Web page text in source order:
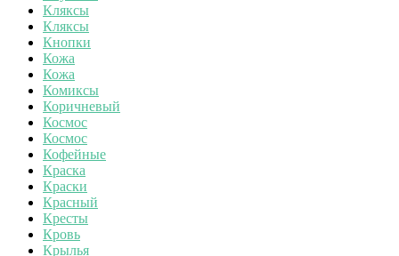
Кляксы
Кляксы
Кнопки
Кожа
Кожа
Комиксы
Коричневый
Космос
Космос
Кофейные
Краска
Краски
Красный
Кресты
Кровь
Крылья